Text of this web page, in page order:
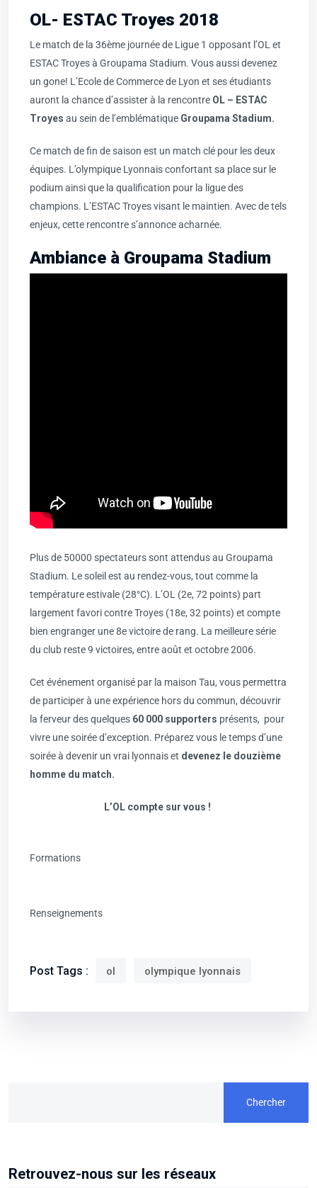
OL- ESTAC Troyes 2018
Le match de la 36ème journée de Ligue 1 opposant l’OL et
ESTAC Troyes à Groupama Stadium. Vous aussi devenez
un gone! L’Ecole de Commerce de Lyon et ses étudiants
auront la chance d’assister à la rencontre OL – ESTAC
Troyes au sein de l’emblématique Groupama Stadium.
Ce match de fin de saison est un match clé pour les deux
équipes. L’olympique Lyonnais confortant sa place sur le
podium ainsi que la qualification pour la ligue des
champions. L’ESTAC Troyes visant le maintien. Avec de tels
enjeux, cette rencontre s’annonce acharnée.
Ambiance à Groupama Stadium
Plus de 50000 spectateurs sont attendus au Groupama
Stadium. Le soleil est au rendez-vous, tout comme la
température estivale (28°C). L’OL (2e, 72 points) part
largement favori contre Troyes (18e, 32 points) et compte
bien engranger une 8e victoire de rang. La meilleure série
du club reste 9 victoires, entre août et octobre 2006.
Cet événement organisé par la maison Tau, vous permettra
de participer à une expérience hors du commun, découvrir
la ferveur des quelques 60 000 supporters présents, pour
vivre une soirée d’exception. Préparez vous le temps d’une
soirée à devenir un vrai lyonnais et devenez le douzième
homme du match.
L’OL compte sur vous !
Formations
Renseignements
Post Tags : ol olympique lyonnais
Chercher
Retrouvez-nous sur les réseaux